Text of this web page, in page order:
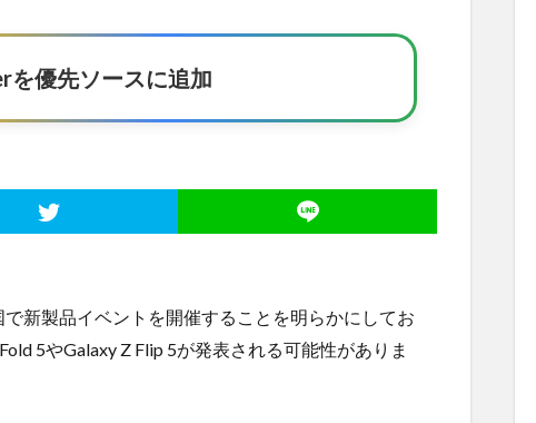
を優先ソースに追加
新製品イベントを開催することを明らかにしてお
5やGalaxy Z Flip 5が発表される可能性がありま